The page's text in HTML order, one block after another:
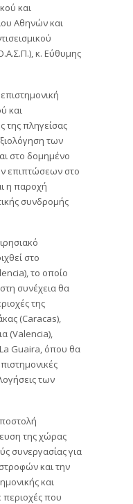
και
Αθηνών και
κ. Εύθυμης
και
της πληγείσας
των
στο δομημένο
επιπτώσεων στο
η παροχή
συνδρομής
στο
το οποίο
συνέχεια θα
της
(Caracas),
(Valencia),
Guaira, όπου θα
των
της χώρας
συνεργασίας για
και την
και
που